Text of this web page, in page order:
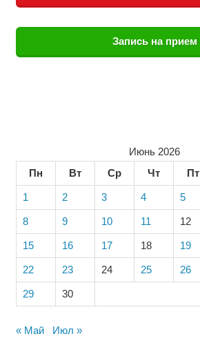
Запись на прием
Июнь 2026
Пн
Вт Ср Чт Пт
1 2 3 4 5
8 9 10 11 12
15 16 17 18 19
22 23 24 25 26
29 30
« Май Июл »